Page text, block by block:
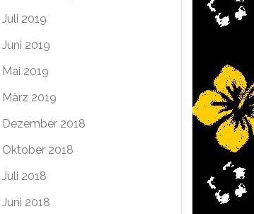
Juli 2019
Juni 2019
Mai 2019
März 2019
Dezember 2018
Oktober 2018
Juli 2018
Juni 2018